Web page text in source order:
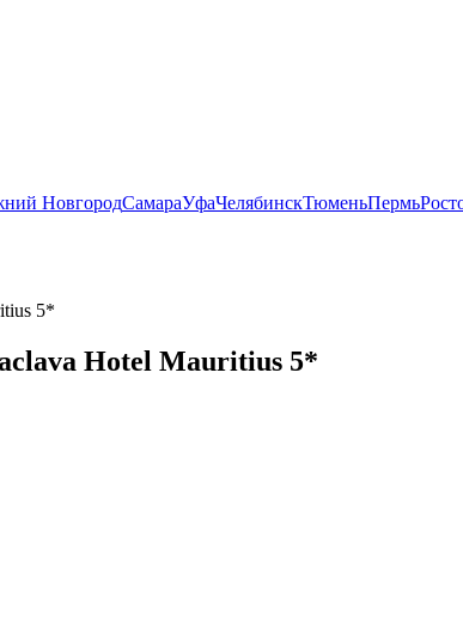
НовгородСамараУфаЧелябинскТюменьПермь
5*
Hotel Mauritius 5*